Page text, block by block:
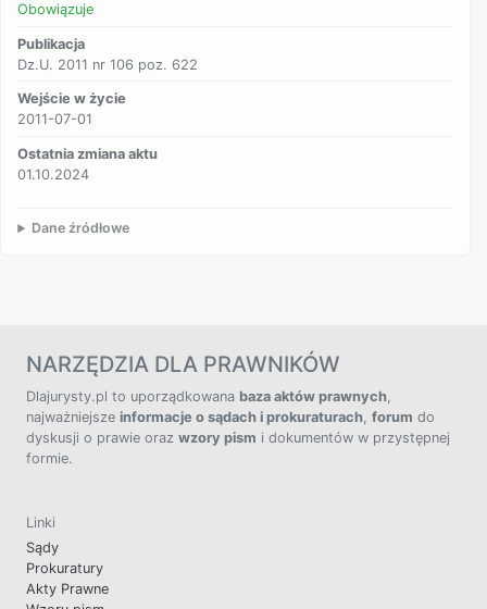
Obowiązuje
Publikacja
Dz.U. 2011 nr 106 poz. 622
Wejście w życie
2011-07-01
Ostatnia zmiana aktu
01.10.2024
Dane źródłowe
NARZĘDZIA DLA PRAWNIKÓW
Dlajurysty.pl to uporządkowana baza aktów prawnych,
najważniejsze informacje o sądach i prokuraturach, forum do
dyskusji o prawie oraz wzory pism i dokumentów w przystępnej
formie.
Linki
Sądy
Prokuratury
Akty Prawne